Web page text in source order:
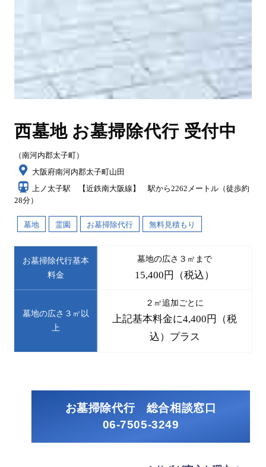
西墓地 お墓掃除代行 受付中
（南河内郡太子町）
大阪府南河内郡太子町山田
上ノ太子駅 【近鉄南大阪線】 駅から2262メートル（徒歩約
28分）
墓地 霊園 お墓掃除代行 無料見積もり
お墓掃除代行基本
料金
墓地の広さ３㎡まで
15,400円（税込）
墓地の広さ３㎡以
上
２㎡追加ごとに
上記基本料金に4,400円（税
込）プラス
お墓掃除代行 総合相談窓口
06-7505-3249